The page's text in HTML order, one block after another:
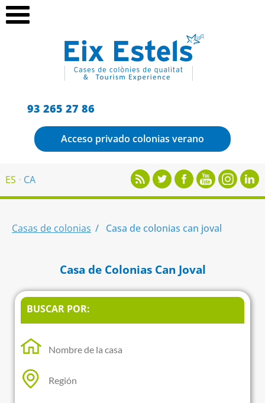
93 265 27 86
Acceso privado colonias verano
ES CA
Casas de colonias Casa de colonias can joval
Casa de Colonias Can Joval
BUSCAR POR: